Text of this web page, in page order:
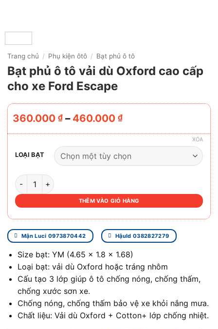
Trang chủ / Phụ kiện ôtô / Bạt phủ ô tô
Bạt phủ ô tô vải dù Oxford cao cấp
cho xe Ford Escape
360.000 ₫ – 460.000 ₫Khoảng
từ
360.000 ₫
đến
460.000 ₫
LOẠI BẠT
XÓA
BẠT PHỦ Ô TÔ VẢI DÙ OXFORD CAO CẤP CHO XE FORD
THÊM VÀO GIỎ HÀNG
Mận Luci 0973870442 Hậuld 0382827279
Size bạt: YM (4.65 x 1.8 x 1.68)
Loại bạt: vải dù Oxford hoặc tráng nhôm
Cấu tạo 3 lớp giúp ô tô chống nóng, chống thấm,
chống xước sơn xe.
Chống nóng, chống thấm bảo vệ xe khỏi nắng mưa.
Chất liệu: Vải dù Oxford + Cotton+ lớp chống nhiệt.